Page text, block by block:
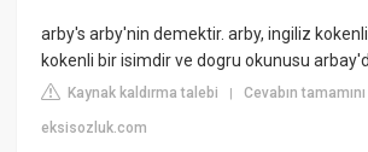
arby's arby'nin demektir. arby, ingiliz
kokenli bir isimdir ve dogru okunusu
Kaynak kaldırma talebi |Cevabın
eksisozluk.com